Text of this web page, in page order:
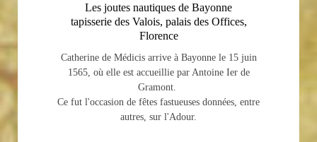
Les joutes nautiques de Bayonne
tapisserie des Valois, palais des Offices,
Florence
Catherine de Médicis arrive à Bayonne le 15 juin
1565, où elle est accueillie par Antoine Ier de
Gramont.
Ce fut l'occasion de fêtes fastueuses données, entre
autres, sur l'Adour.